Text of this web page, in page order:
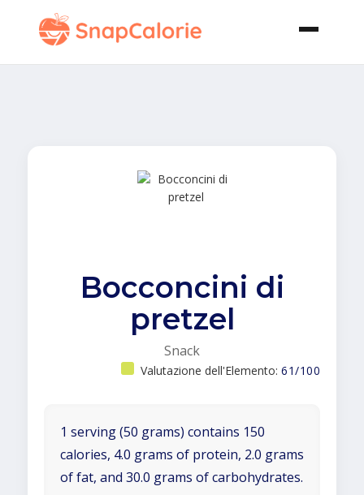
Bocconcini di
pretzel
Snack
Valutazione dell'Elemento: 61/100
1 serving (50 grams) contains 150
calories, 4.0 grams of protein, 2.0 grams
of fat, and 30.0 grams of carbohydrates.